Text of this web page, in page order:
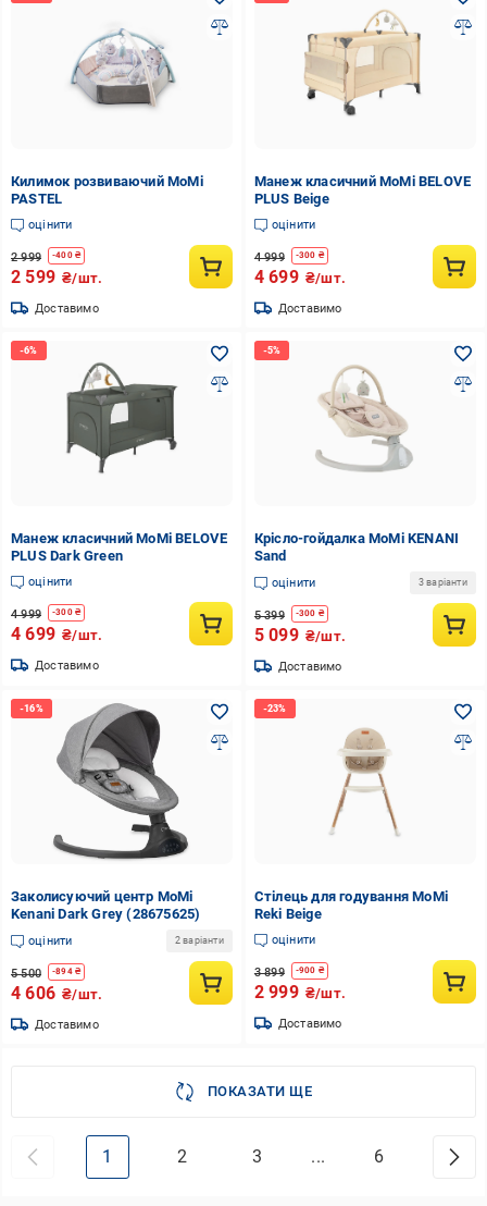
Килимок розвиваючий MoMi
PASTEL
оцінити
2 999 -400₴
2 599 ₴/шт.
Доставимо
Манеж класичний MoMi BELOVE
PLUS Beige
оцінити
4 999 -300 ₴
4 699 ₴/шт.
Доставимо
Манеж класичний MoMi BELOVE
PLUS Dark Green
оцінити
4 999 -300₴
4 699 ₴/шт.
Доставимо
Крісло-гойдалка MoMi KENANI
Sand
оцінити 3 варіанти
5 399 -300 ₴
5 099 ₴/шт.
Доставимо
Заколисуючий центр MoMi
Kenani Dark Grey (28675625)
оцінити 2 варіанти
5 500 -894₴
4 606 ₴/шт.
Доставимо
Стілець для годування MoMi
Reki Beige
оцінити
3 899 -900 ₴
2 999 ₴/шт.
Доставимо
ПОКАЗАТИ ЩЕ
1 2 3 ... 6